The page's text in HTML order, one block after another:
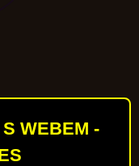
WEBEM -